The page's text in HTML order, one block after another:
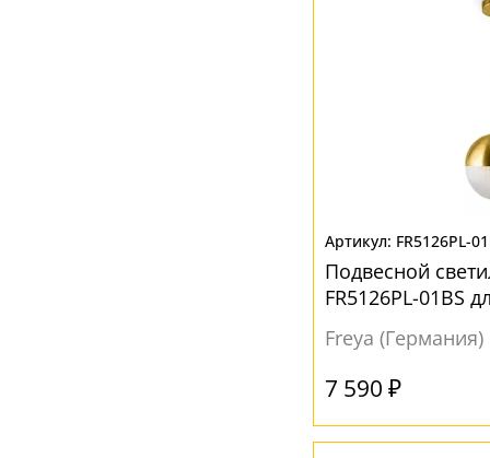
FR5126PL-
Подвесной
FR5126PL-01BS
Freya (Германия)
7 590 ₽